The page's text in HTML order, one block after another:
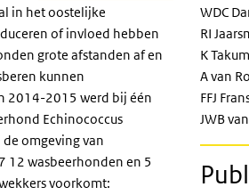
in het oostelijke
of invloed hebben
grote afstanden af en
kunnen
2014-2015 werd bij één
Echinococcus
omgeving van
12 wasbeerhonden en 5
voorkomt:
WDC
RI
K
A van
FFJ
JWB